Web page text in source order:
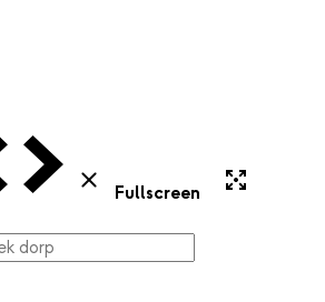
Webcam
Volgende Webcam
Sluiten
Fullscreen